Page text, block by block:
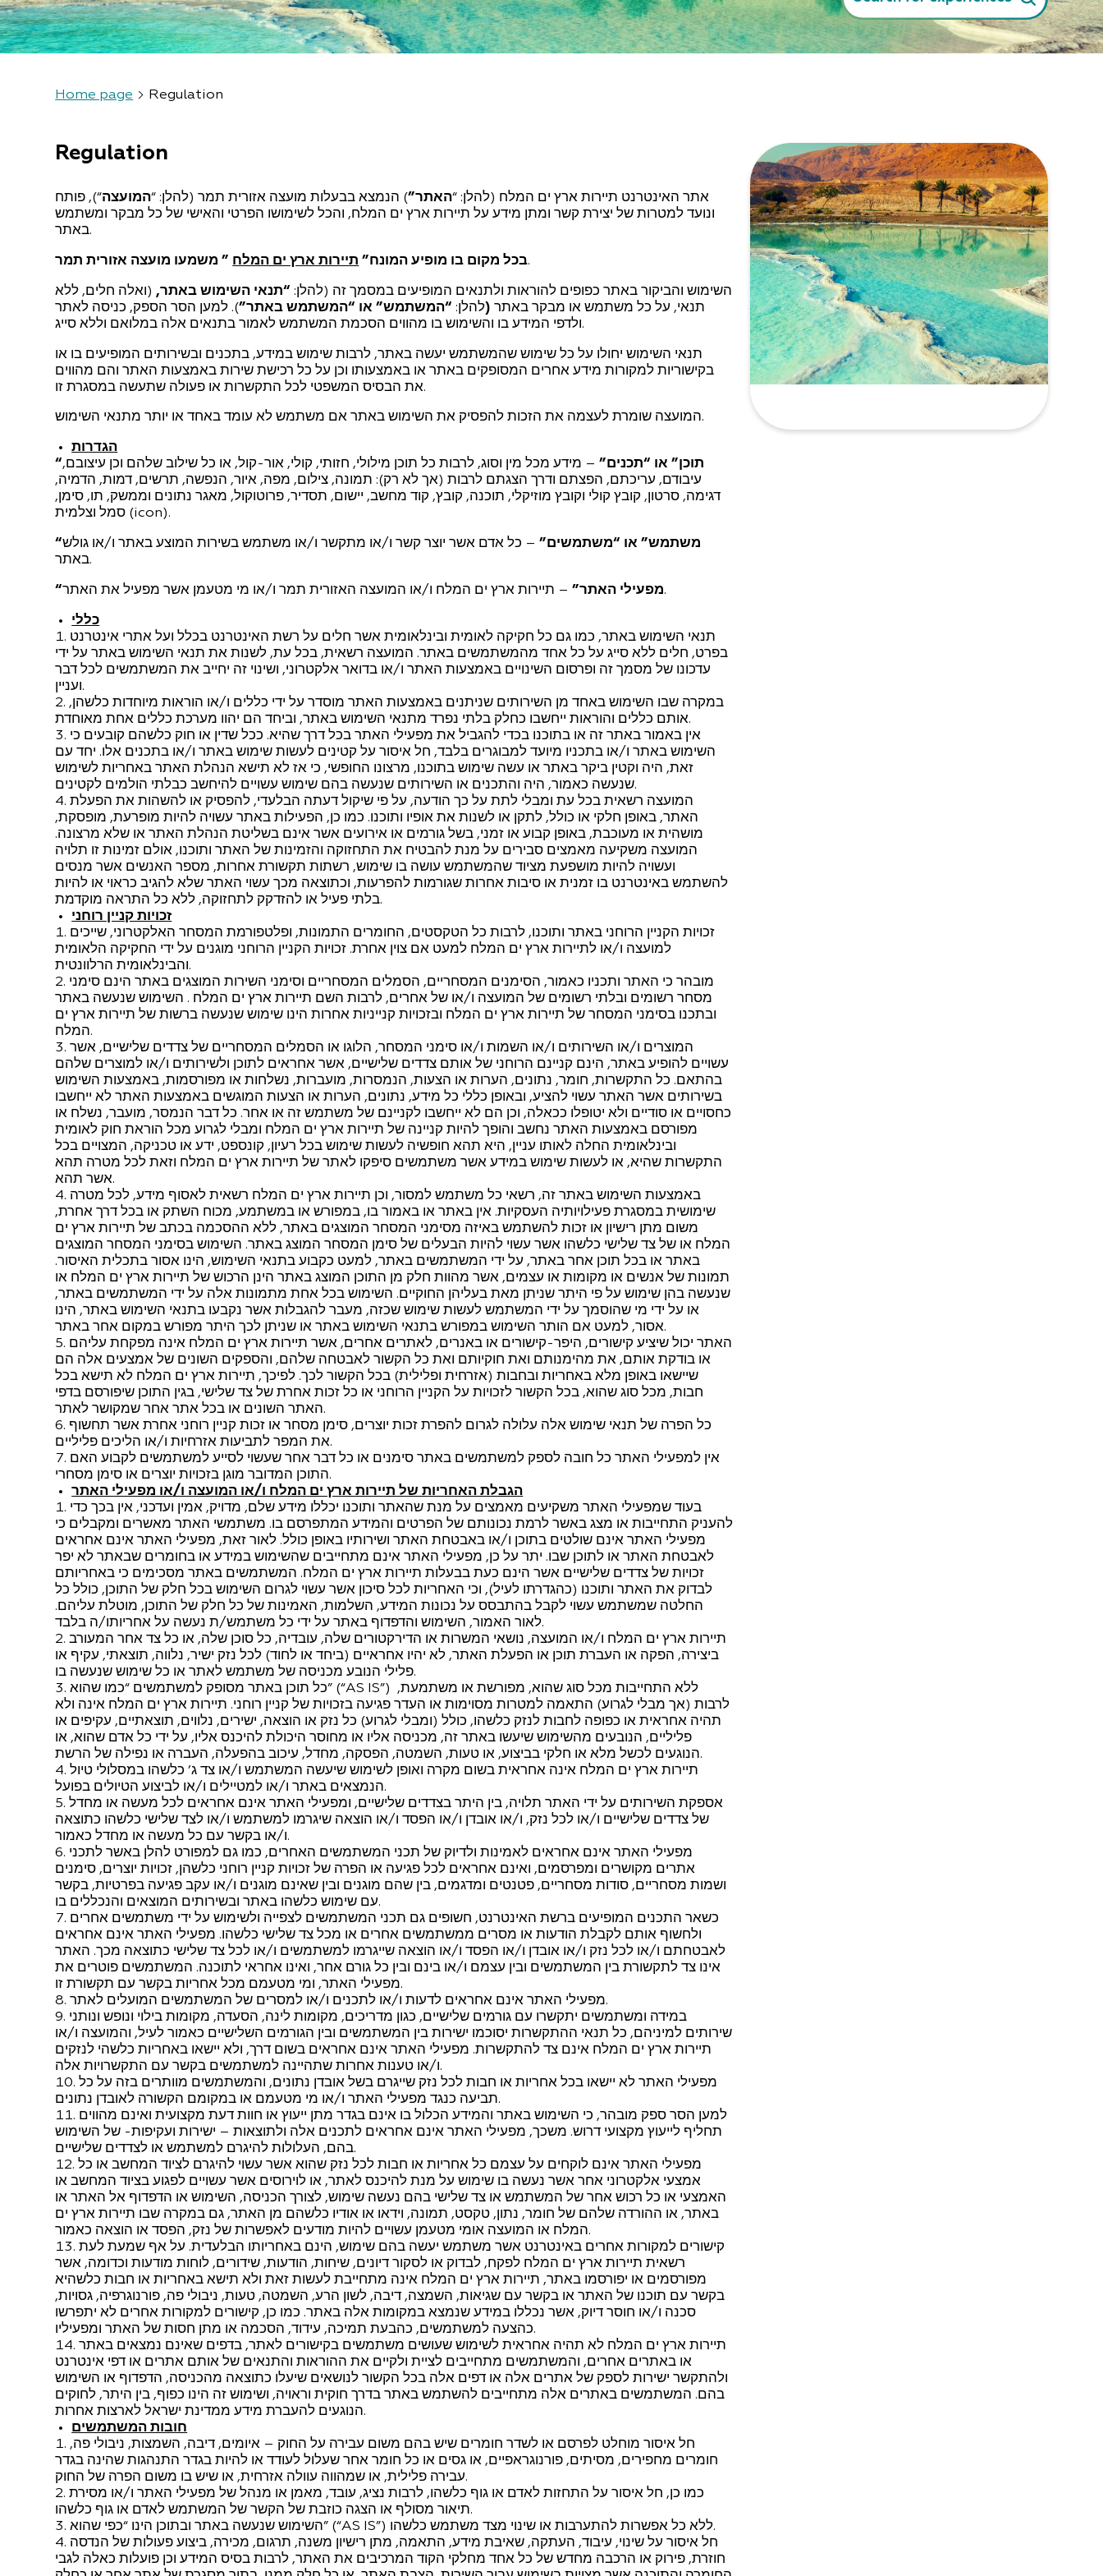
Home page Regulation
Regulation
אתר האינטרנט תיירות ארץ ים המלח (להלן: “האתר”) הנמצא בבעלות מועצה אזורית תמר (להלן: “המועצה“), פותח
ונועד למטרות של יצירת קשר ומתן מידע על תיירות ארץ ים המלח, והכל לשימושו הפרטי והאישי של כל מבקר ומשתמש
באתר.
בכל מקום בו מופיע המונח” תיירות ארץ ים המלח ” משמעו מועצה אזורית תמר .
השימוש והביקור באתר כפופים להוראות ולתנאים המופיעים במסמך זה (להלן: “תנאי השימוש באתר, (ואלה חלים, ללא
תנאי, על כל משתמש או מבקר באתר(להלן: “המשתמש” או “המשתמש באתר”). למען הסר הספק, כניסה לאתר
ולדפי המידע בו והשימוש בו מהווים הסכמת המשתמש לאמור בתנאים אלה במלואם וללא סייג.
תנאי השימוש יחולו על כל שימוש שהמשתמש יעשה באתר, לרבות שימוש במידע, בתכנים ובשירותים המופיעים בו או
בקישוריות למקורות מידע אחרים המסופקים באתר או באמצעותו וכן על כל רכישת שירות באמצעות האתר והם מהווים
את הבסיס המשפטי לכל התקשרות או פעולה שתעשה במסגרת זו.
המועצה שומרת לעצמה את הזכות להפסיק את השימוש באתר אם משתמש לא עומד באחד או יותר מתנאי השימוש.
הגדרות
“תוכן” או “תכנים” – מידע מכל מין וסוג, לרבות כל תוכן מילולי, חזותי, קולי, אור-קול, או כל שילוב שלהם וכן עיצובם,
עיבודם, עריכתם, הפצתם ודרך הצגתם לרבות (אך לא רק): תמונה, צילום, מפה, איור, הנפשה, תרשים, דמות, הדמיה,
דגימה, סרטון, קובץ קולי וקובץ מוזיקלי, תוכנה, קובץ, קוד מחשב, יישום, תסדיר, פרוטוקול, מאגר נתונים וממשק, תו, סימן,
סמל וצלמית (icon).
“משתמש” או “משתמשים” – כל אדם אשר יוצר קשר ו/או מתקשר ו/או משתמש בשירות המוצע באתר ו/או גולש
באתר.
“מפעילי האתר”– תיירות ארץ ים המלח ו/או המועצה האזורית תמר ו/או מי מטעמן אשר מפעיל את האתר.
כללי
תנאי השימוש באתר, כמו גם כל חקיקה לאומית ובינלאומית אשר חלים על רשת האינטרנט בכלל ועל אתרי אינטרנט
בפרט, חלים ללא סייג על כל אחד מהמשתמשים באתר. המועצה רשאית, בכל עת, לשנות את תנאי השימוש באתר על ידי
עדכונו של מסמך זה ופרסום השינויים באמצעות האתר ו/או בדואר אלקטרוני, ושינוי זה יחייב את המשתמשים לכל דבר
ועניין.
במקרה שבו השימוש באחד מן השירותים שניתנים באמצעות האתר מוסדר על ידי כללים ו/או הוראות מיוחדות כלשהן,
אותם כללים והוראות ייחשבו כחלק בלתי נפרד מתנאי השימוש באתר, וביחד הם יהוו מערכת כללים אחת מאוחדת.
אין באמור באתר זה או בתוכנו בכדי להגביל את מפעילי האתר בכל דרך שהיא. ככל שדין או חוק כלשהם קובעים כי
השימוש באתר ו/או בתכניו מיועד למבוגרים בלבד, חל איסור על קטינים לעשות שימוש באתר ו/או בתכנים אלו. יחד עם
זאת, היה וקטין ביקר באתר או עשה שימוש בתוכנו, מרצונו החופשי, כי אז לא תישא הנהלת האתר באחריות לשימוש
שנעשה כאמור, היה והתכנים או השירותים שנעשה בהם שימוש עשויים להיחשב כבלתי הולמים לקטינים.
המועצה רשאית בכל עת ומבלי לתת על כך הודעה, על פי שיקול דעתה הבלעדי, להפסיק או להשהות את הפעלת
האתר, באופן חלקי או כולל, לתקן או לשנות את אופיו ותוכנו. כמו כן, הפעילות באתר עשויה להיות מופרעת, מופסקת,
מושהית או מעוכבת, באופן קבוע או זמני, בשל גורמים או אירועים אשר אינם בשליטת הנהלת האתר או שלא מרצונה.
המועצה משקיעה מאמצים סבירים על מנת להבטיח את התחזוקה והזמינות של האתר ותוכנו, אולם זמינות זו תלויה
ועשויה להיות מושפעת מציוד שהמשתמש עושה בו שימוש, רשתות תקשורת אחרות, מספר האנשים אשר מנסים
להשתמש באינטרנט בו זמנית או סיבות אחרות שגורמות להפרעות, וכתוצאה מכך עשוי האתר שלא להגיב כראוי או להיות
בלתי פעיל או להזדקק לתחזוקה, ללא כל התראה מוקדמת.
זכויות קניין רוחני
זכויות הקניין הרוחני באתר ותוכנו, לרבות כל הטקסטים, החומרים התמונות, ופלטפורמת המסחר האלקטרוני, שייכים
למועצה ו/או לתיירות ארץ ים המלח למעט אם צוין אחרת. זכויות הקניין הרוחני מוגנים על ידי החקיקה הלאומית
והבינלאומית הרלוונטית.
מובהר כי האתר ותכניו כאמור, הסימנים המסחריים, הסמלים המסחריים וסימני השירות המוצגים באתר הינם סימני
מסחר רשומים ובלתי רשומים של המועצה ו/או של אחרים, לרבות השם תיירות ארץ ים המלח . השימוש שנעשה באתר
ובתכנו בסימני המסחר של תיירות ארץ ים המלח ובזכויות קנייניות אחרות הינו שימוש שנעשה ברשות של תיירות ארץ ים
המלח.
המוצרים ו/או השירותים ו/או השמות ו/או סימני המסחר, הלוגו או הסמלים המסחריים של צדדים שלישיים, אשר
עשויים להופיע באתר, הינם קניינם הרוחני של אותם צדדים שלישיים, אשר אחראים לתוכן ולשירותים ו/או למוצרים שלהם
בהתאם. כל התקשרות, חומר, נתונים, הערות או הצעות, הנמסרות, מועברות, נשלחות או מפורסמות, באמצעות השימוש
בשירותים אשר האתר עשוי להציע, ובאופן כללי כל מידע, נתונים, הערות או הצעות המוגשים באמצעות האתר לא ייחשבו
כחסויים או סודיים ולא יטופלו ככאלה, וכן הם לא ייחשבו לקניינם של משתמש זה או אחר. כל דבר הנמסר, מועבר, נשלח או
מפורסם באמצעות האתר נחשב והופך להיות קניינה של תיירות ארץ ים המלח ומבלי לגרוע מכל הוראת חוק לאומית
ובינלאומית החלה לאותו עניין, היא תהא חופשיה לעשות שימוש בכל רעיון, קונספט, ידע או טכניקה, המצויים בכל
התקשרות שהיא, או לעשות שימוש במידע אשר משתמשים סיפקו לאתר של תיירות ארץ ים המלח וזאת לכל מטרה תהא
אשר תהא.
באמצעות השימוש באתר זה, רשאי כל משתמש למסור, וכן תיירות ארץ ים המלח רשאית לאסוף מידע, לכל מטרה
שימושית במסגרת פעילויותיה העסקיות. אין באתר או באמור בו, במפורש או במשתמע, מכוח השתק או בכל דרך אחרת,
משום מתן רישיון או זכות להשתמש באיזה מסימני המסחר המוצגים באתר, ללא ההסכמה בכתב של תיירות ארץ ים
המלח או של צד שלישי כלשהו אשר עשוי להיות הבעלים של סימן המסחר המוצג באתר. השימוש בסימני המסחר המוצגים
באתר או בכל תוכן אחר באתר, על ידי המשתמשים באתר, למעט כקבוע בתנאי השימוש, הינו אסור בתכלית האיסור.
תמונות של אנשים או מקומות או עצמים, אשר מהוות חלק מן התוכן המוצג באתר הינן הרכוש של תיירות ארץ ים המלח או
שנעשה בהן שימוש על פי היתר שניתן מאת בעליהן החוקיים. השימוש בכל אחת מתמונות אלה על ידי המשתמשים באתר,
או על ידי מי שהוסמך על ידי המשתמש לעשות שימוש שכזה, מעבר להגבלות אשר נקבעו בתנאי השימוש באתר, הינו
אסור, למעט אם הותר השימוש במפורש בתנאי השימוש באתר או שניתן לכך היתר מפורש במקום אחר באתר.
האתר יכול שיציע קישורים, היפר-קישורים או באנרים, לאתרים אחרים, אשר תיירות ארץ ים המלח אינה מפקחת עליהם
או בודקת אותם, את מהימנותם ואת חוקיותם ואת כל הקשור לאבטחה שלהם, והספקים השונים של אמצעים אלה הם
שיישאו באופן מלא באחריות ובחבות (אזרחית ופלילית) בכל הקשור לכך. לפיכך, תיירות ארץ ים המלח לא תישא בכל
חבות, מכל סוג שהוא, בכל הקשור לזכויות על הקניין הרוחני או כל זכות אחרת של צד שלישי, בגין התוכן שיפורסם בדפי
האתר השונים או בכל אתר אחר שמקושר לאתר.
כל הפרה של תנאי שימוש אלה עלולה לגרום להפרת זכות יוצרים, סימן מסחר או זכות קניין רוחני אחרת אשר תחשוף
את המפר לתביעות אזרחיות ו/או הליכים פליליים.
אין למפעילי האתר כל חובה לספק למשתמשים באתר סימנים או כל דבר אחר שעשוי לסייע למשתמשים לקבוע האם
התוכן המדובר מוגן בזכויות יוצרים או סימן מסחרי.
הגבלת האחריות של תיירות ארץ ים המלח ו/או המועצה ו/או מפעילי האתר
בעוד שמפעילי האתר משקיעים מאמצים על מנת שהאתר ותוכנו יכללו מידע שלם, מדויק, אמין ועדכני, אין בכך כדי
להעניק התחייבות או מצג באשר לרמת נכונותם של הפרטים והמידע המתפרסם בו. משתמשי האתר מאשרים ומקבלים כי
מפעילי האתר אינם שולטים בתוכן ו/או באבטחת האתר ושירותיו באופן כולל. לאור זאת, מפעילי האתר אינם אחראים
לאבטחת האתר או לתוכן שבו. יתר על כן, מפעילי האתר אינם מתחייבים שהשימוש במידע או בחומרים שבאתר לא יפר
זכויות של צדדים שלישיים אשר הינם כעת בבעלות תיירות ארץ ים המלח. המשתמשים באתר מסכימים כי באחריותם
לבדוק את האתר ותוכנו (כהגדרתו לעיל), וכי האחריות לכל סיכון אשר עשוי לגרום השימוש בכל חלק של התוכן, כולל כל
החלטה שמשתמש עשוי לקבל בהתבסס על נכונות המידע, השלמות, האמינות של כל חלק של התוכן, מוטלת עליהם.
לאור האמור, השימוש והדפדוף באתר על ידי כל משתמש/ת נעשה על אחריותו/ה בלבד.
תיירות ארץ ים המלח ו/או המועצה, נושאי המשרות או הדירקטורים שלה, עובדיה, כל סוכן שלה, או כל צד אחר המעורב
ביצירה, הפקה או העברת תוכן או הפעלת האתר, לא יהיו אחראיים (ביחד או לחוד) לכל נזק ישיר, נלווה, תוצאתי, עקיף או
פלילי הנובע מכניסה של משתמש לאתר או כל שימוש שנעשה בו.
כל תוכן באתר מסופק למשתמשים “כמו שהוא” (“AS IS”) ללא התחייבות מכל סוג שהוא, מפורשת או משתמעת,
לרבות (אך מבלי לגרוע) התאמה למטרות מסוימות או העדר פגיעה בזכויות של קניין רוחני. תיירות ארץ ים המלח אינה ולא
תהיה אחראית או כפופה לחבות לנזק כלשהו, כולל (ומבלי לגרוע) כל נזק או הוצאה, ישירים, נלווים, תוצאתיים, עקיפים או
פליליים, הנובעים מהשימוש שיעשו באתר זה, מכניסה אליו או מחוסר היכולת להיכנס אליו, על ידי כל אדם שהוא, או
הנוגעים לכשל מלא או חלקי בביצוע, או טעות, השמטה, הפסקה, מחדל, עיכוב בהפעלה, העברה או נפילה של הרשת.
תיירות ארץ ים המלח אינה אחראית בשום מקרה ואופן לשימוש שיעשה המשתמש ו/או צד ג’ כלשהו במסלולי טיול
הנמצאים באתר ו/או למטיילים ו/או לביצוע הטיולים בפועל.
אספקת השירותים על ידי האתר תלויה, בין היתר בצדדים שלישיים, ומפעילי האתר אינם אחראים לכל מעשה או מחדל
של צדדים שלישיים ו/או לכל נזק, ו/או אובדן ו/או הפסד ו/או הוצאה שיגרמו למשתמש ו/או לצד שלישי כלשהו כתוצאה
ו/או בקשר עם כל מעשה או מחדל כאמור.
מפעילי האתר אינם אחראים לאמינות ולדיוק של תכני המשתמשים האחרים, כמו גם למפורט להלן באשר לתכני
אתרים מקושרים ומפרסמים, ואינם אחראים לכל פגיעה או הפרה של זכויות קניין רוחני כלשהן, זכויות יוצרים, סימנים
ושמות מסחריים, סודות מסחריים, פטנטים ומדגמים, בין שהם מוגנים ובין שאינם מוגנים ו/או עקב פגיעה בפרטיות, בקשר
עם שימוש כלשהו באתר ובשירותים המוצאים והנכללים בו.
כשאר התכנים המופיעים ברשת האינטרנט, חשופים גם תכני המשתמשים לצפייה ולשימוש על ידי משתמשים אחרים
ולחשוף אותם לקבלת הודעות או מסרים ממשתמשים אחרים או מכל צד שלישי כלשהו. מפעילי האתר אינם אחראים
לאבטחתם ו/או לכל נזק ו/או אובדן ו/או הפסד ו/או הוצאה שייגרמו למשתמשים ו/או לכל צד שלישי כתוצאה מכך. האתר
אינו צד לתקשורת בין המשתמשים ובין עצמם ו/או בינם ובין כל גורם אחר, ואינו אחראי לתוכנה. המשתמשים פוטרים את
מפעילי האתר, ומי מטעמם מכל אחריות בקשר עם תקשורת זו.
מפעילי האתר אינם אחראים לדעות ו/או לתכנים ו/או למסרים של המשתמשים המועלים לאתר.
במידה ומשתמשים יתקשרו עם גורמים שלישיים, כגון מדריכים, מקומות לינה, הסעדה, מקומות בילוי ונופש ונותני
שירותים למיניהם, כל תנאי ההתקשרות יסוכמו ישירות בין המשתמשים ובין הגורמים השלישיים כאמור לעיל, והמועצה ו/או
תיירות ארץ ים המלח אינם צד להתקשרות. מפעילי האתר אינם אחראים בשום דרך, ולא יישאו באחריות כלשהי לנזקים
ו/או טענות אחרות שתהיינה למשתמשים בקשר עם התקשרויות אלה.
מפעילי האתר לא יישאו בכל אחריות או חבות לכל נזק שייגרם בשל אובדן נתונים, והמשתמשים מוותרים בזה על כל
תביעה כנגד מפעילי האתר ו/או מי מטעמם או במקומם הקשורה לאובדן נתונים.
למען הסר ספק מובהר, כי השימוש באתר והמידע הכלול בו אינם בגדר מתן ייעוץ או חוות דעת מקצועית ואינם מהווים
תחליף לייעוץ מקצועי דרוש. משכך, מפעילי האתר אינם אחראים לתכנים אלה ולתוצאות – ישירות ועקיפות- של השימוש
בהם, העלולות להיגרם למשתמש או לצדדים שלישיים.
מפעילי האתר אינם לוקחים על עצמם כל אחריות או חבות לכל נזק שהוא אשר עשוי להיגרם לציוד המחשב או כל
אמצעי אלקטרוני אחר אשר נעשה בו שימוש על מנת להיכנס לאתר, או לוירוסים אשר עשויים לפגוע בציוד המחשב או
האמצעי או כל רכוש אחר של המשתמש או צד שלישי בהם נעשה שימוש, לצורך הכניסה, השימוש או הדפדוף אל האתר או
באתר, או ההורדה שלהם של חומר, נתון, טקסט, תמונה, וידאו או אודיו כלשהם מן האתר, גם במקרה שבו תיירות ארץ ים
המלח או המועצה אומי מטעמן עשויים להיות מודעים לאפשרות של נזק, הפסד או הוצאה כאמור.
קישורים למקורות אחרים באינטרנט אשר משתמש יעשה בהם שימוש, הינם באחריותו הבלעדית. על אף שמעת לעת
רשאית תיירות ארץ ים המלח לפקח, לבדוק או לסקור דיונים, שיחות, הודעות, שידורים, לוחות מודעות וכדומה, אשר
מפורסמים או יפורסמו באתר, תיירות ארץ ים המלח אינה מתחייבת לעשות זאת ולא תישא באחריות או חבות כלשהיא
בקשר עם תוכנו של האתר או בקשר עם שגיאות, השמצה, דיבה, לשון הרע, השמטה, טעות, ניבולי פה, פורנוגרפיה, גסויות,
סכנה ו/או חוסר דיוק, אשר נכללו במידע שנמצא במקומות אלה באתר. כמו כן, קישורים למקורות אחרים לא יתפרשו
כהצעה למשתמשים, כהבעת תמיכה, עידוד, הסכמה או מתן חסות של האתר ומפעיליו.
תיירות ארץ ים המלח לא תהיה אחראית לשימוש שעושים משתמשים בקישורים לאתר, בדפים שאינם נמצאים באתר
או באתרים אחרים, והמשתמשים מתחייבים לציית ולקיים את ההוראות והתנאים של אותם אתרים או דפי אינטרנט
ולהתקשר ישירות לספק של אתרים אלה או דפים אלה בכל הקשור לנושאים שיעלו כתוצאה מהכניסה, הדפדוף או השימוש
בהם. המשתמשים באתרים אלה מתחייבים להשתמש באתר בדרך חוקית וראויה, ושימוש זה הינו כפוף, בין היתר, לחוקים
הנוגעים להעברת מידע ממדינת ישראל לארצות אחרות.
חובות המשתמשים
חל איסור מוחלט לפרסם או לשדר חומרים שיש בהם משום עבירה על החוק – איומים, דיבה, השמצות, ניבולי פה,
חומרים מחפירים, מסיתים, פורנוגראפיים, או גסים או כל חומר אחר שעלול לעודד או להיות בגדר התנהגות שהינה בגדר
עבירה פלילית, או שמהווה עוולה אזרחית, או שיש בו משום הפרה של החוק.
כמו כן, חל איסור על התחזות לאדם או גוף כלשהו, לרבות נציג, עובד, מאמן או מנהל של מפעילי האתר ו/או מסירת
תיאור מסולף או הצגה כוזבת של הקשר של המשתמש לאדם או גוף כלשהו.
השימוש שנעשה באתר ובתוכן הינו “כפי שהוא” (“AS IS”) ללא כל אפשרות להתערבות או שינוי מצד משתמש כלשהו.
חל איסור על שינוי, עיבוד, העתקה, שאיבת מידע, התאמה, מתן רישיון משנה, תרגום, מכירה, ביצוע פעולות של הנדסה
חוזרת, פירוק או הרכבה מחדש של כל אחד מחלקי הקוד המרכיבים את האתר, לרבות בסיס המידע וכן פועלות כאלה לגבי